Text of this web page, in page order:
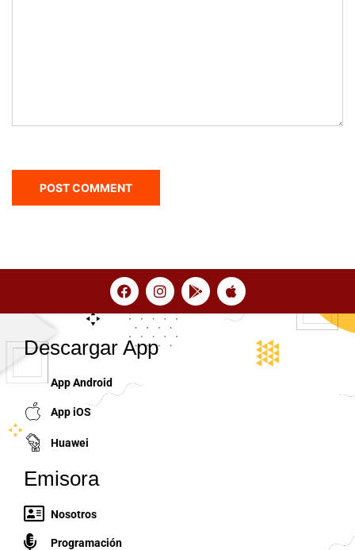
Descargar App
App Android
App iOS
Huawei
Emisora
Nosotros
Programación